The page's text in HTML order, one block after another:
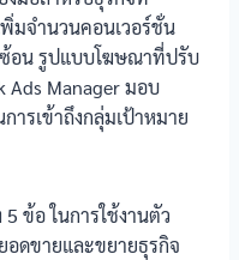
มจำนวนคอนเวอร์ชั่น
อน รูปแบบโฆษณาที่ปรับ
Ads Manager มอบ
ารเข้าถึงกลุ่มเป้าหมาย
ข้อ ในการใช้งานตัว
อดขายและขยายธุรกิจ